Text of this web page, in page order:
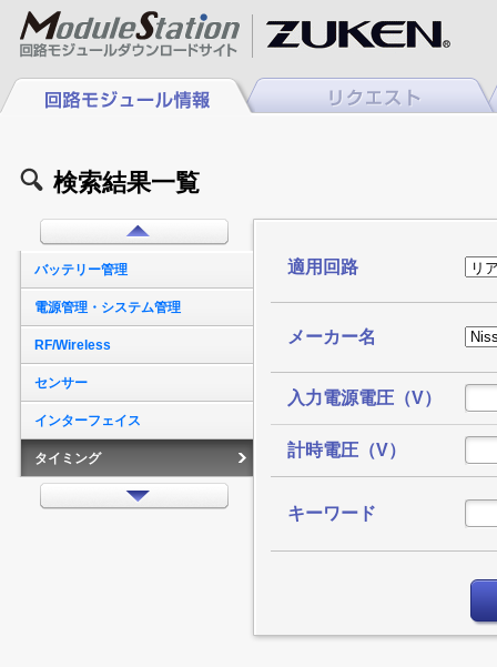
検索結果一覧
電源
バッテリー管理
電源管理・システム管理
RF/Wireless
センサー
インターフェイス
タイミング
適用回路
メーカー名
入力電源電圧（V）
計時電圧（V）
キーワード